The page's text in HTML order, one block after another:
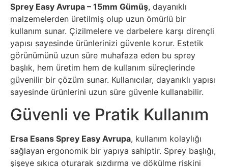
Sprey Easy Avrupa – 15mm Gümüş, dayanıklı
malzemelerden üretilmiş olup uzun ömürlü bir
kullanım sunar. Çizilmelere ve darbelere karşı dirençli
yapısı sayesinde ürünlerinizi güvenle korur. Estetik
görünümünü uzun süre muhafaza eden bu sprey
başlık, hem üretim hem de kullanım süreçlerinde
güvenilir bir çözüm sunar. Kullanıcılar, dayanıklı yapısı
sayesinde ürünlerini uzun süre güvenle kullanabilir.
Güvenli ve Pratik Kullanım
Ersa Esans Sprey Easy Avrupa, kullanım kolaylığı
sağlayan ergonomik bir yapıya sahiptir. Sprey başlığı,
şişeye sıkıca oturarak sızdırma ve dökülme riskini